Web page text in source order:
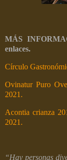
MÁS
enlaces.
Círculo
Ovinatur Puro
2021.
Acontia crianza
2021.
“Hay personas